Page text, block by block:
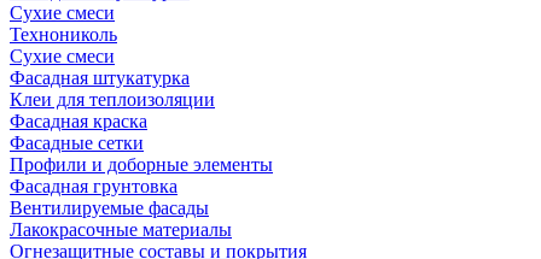
Сухие смеси
Технониколь
Сухие смеси
Фасадная штукатурка
Клеи для теплоизоляции
Фасадная краска
Фасадные сетки
Профили и доборные элементы
Фасадная грунтовка
Вентилируемые фасады
Лакокрасочные материалы
Огнезащитные составы и покрытия